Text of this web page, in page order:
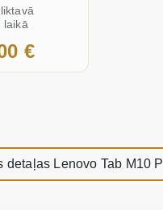
laikā
€
detaļas Lenovo Tab M10